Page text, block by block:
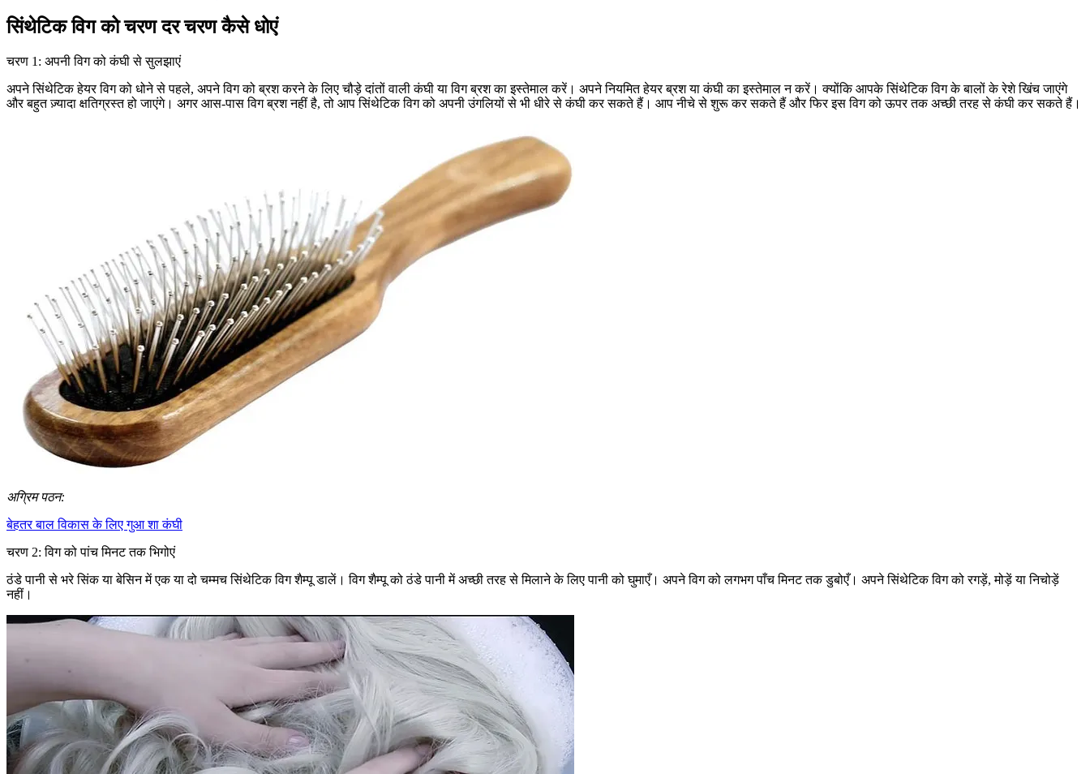
सिंथेटिक विग को चरण दर चरण कैसे धोएं
चरण 1: अपनी विग को कंघी से सुलझाएं
अपने सिंथेटिक हेयर विग को धोने से पहले, अपने विग को ब्रश करने के लिए चौड़े दांतों वाली कंघी या विग ब्रश का इस्तेमाल करें। अपने नियमित हेयर ब्रश या कंघी का इस्तेमाल न करें। क्योंकि आपके सिंथेटिक विग के बालों के रेशे खिंच जाएंगे
और बहुत ज़्यादा क्षतिग्रस्त हो जाएंगे। अगर आस-पास विग ब्रश नहीं है, तो आप सिंथेटिक विग को अपनी उंगलियों से भी धीरे से कंघी कर सकते हैं। आप नीचे से शुरू कर सकते हैं और फिर इस विग को ऊपर तक अच्छी तरह से कंघी कर सकते हैं।
अग्रिम पठन:
बेहतर बाल विकास के लिए गुआ शा कंघी
चरण 2: विग को पांच मिनट तक भिगोएं
ठंडे पानी से भरे सिंक या बेसिन में एक या दो चम्मच सिंथेटिक विग शैम्पू डालें। विग शैम्पू को ठंडे पानी में अच्छी तरह से मिलाने के लिए पानी को घुमाएँ। अपने विग को लगभग पाँच मिनट तक डुबोएँ। अपने सिंथेटिक विग को रगड़ें, मोड़ें या निचोड़ें
नहीं।